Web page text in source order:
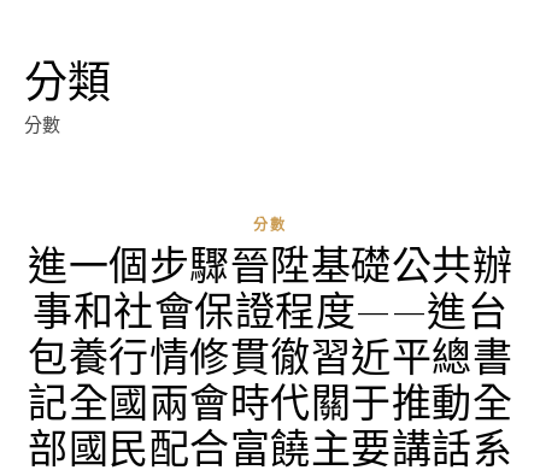
分類
分數
分數
進一個步驟晉陞基礎公共辦
事和社會保證程度——進台
包養行情修貫徹習近平總書
記全國兩會時代關于推動全
部國民配合富饒主要講話系
0
評
論